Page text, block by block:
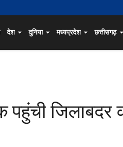
देश दुनिया मध्यप्रदेश छत्तीसगढ़
पहुंची जिलाबदर